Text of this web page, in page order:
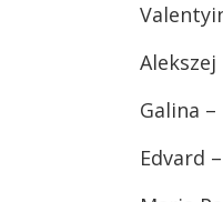
Alekszej
Galina
Edvard